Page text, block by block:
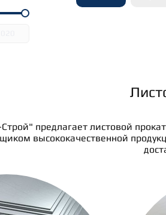
предлагает листовой
высококачественной